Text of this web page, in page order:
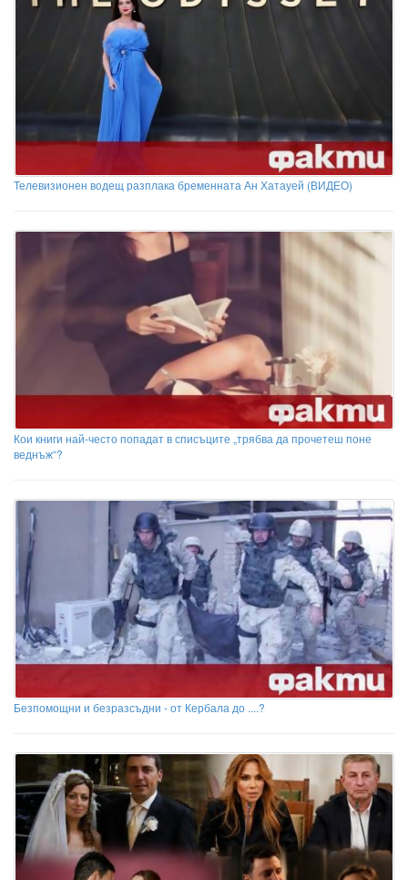
Телевизионен водещ разплака бременната Ан Хатауей (ВИДЕО)
Кои книги най-често попадат в списъците „трябва да прочетеш поне
веднъж“?
Безпомощни и безразсъдни - от Кербала до ....?